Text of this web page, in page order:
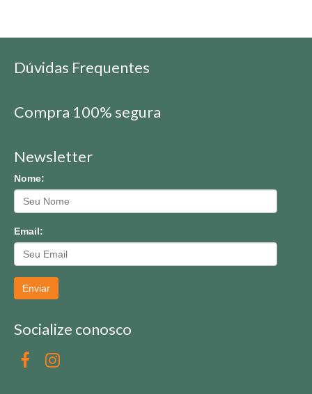
Dúvidas Frequentes
Compra 100% segura
Newsletter
Nome:
Email:
Enviar
Socialize conosco